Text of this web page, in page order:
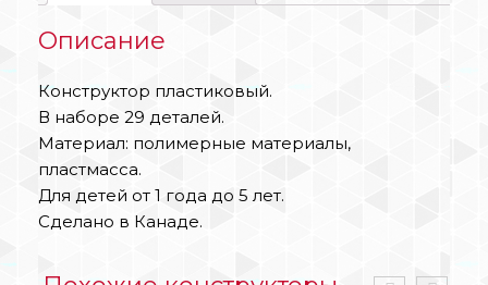
Описание
Конструктор пластиковый.
В наборе 29 деталей.
Материал: полимерные материалы,
пластмасса.
Для детей от 1 года до 5 лет.
Сделано в Канаде.